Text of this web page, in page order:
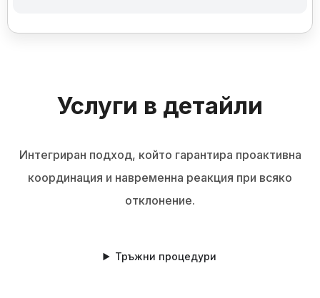
Услуги в детайли
Интегриран подход, който гарантира проактивна
координация и навременна реакция при всяко
отклонение.
Тръжни процедури